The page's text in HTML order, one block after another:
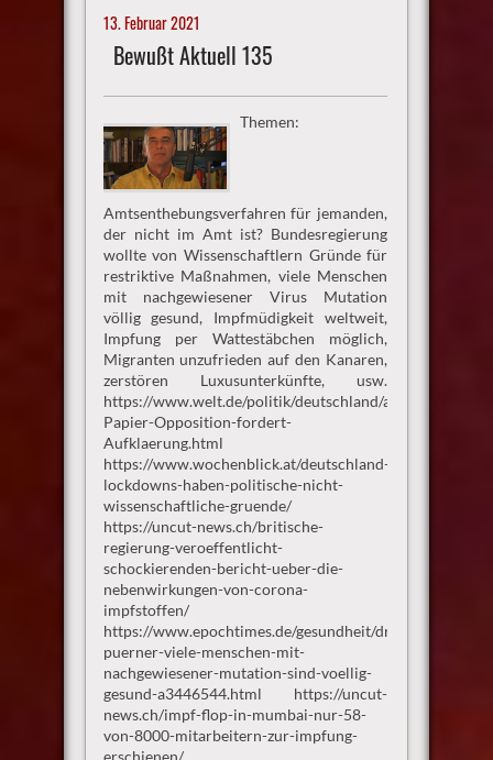
13. Februar 2021
Bewußt Aktuell 135
Themen:
Amtsenthebungsverfahren für jemanden,
der nicht im Amt ist? Bundesregierung
wollte von Wissenschaftlern Gründe für
restriktive Maßnahmen, viele Menschen
mit nachgewiesener Virus Mutation
völlig gesund, Impfmüdigkeit weltweit,
Impfung per Wattestäbchen möglich,
Migranten unzufrieden auf den Kanaren,
zerstören Luxusunterkünfte, usw.
https://www.welt.de/politik/deutschland/
Papier-Opposition-fordert-
Aufklaerung.html
https://www.wochenblick.at/deutschland-
lockdowns-haben-politische-nicht-
wissenschaftliche-gruende/
https://uncut-news.ch/britische-
regierung-veroeffentlicht-
schockierenden-bericht-ueber-die-
nebenwirkungen-von-corona-
impfstoffen/
https://www.epochtimes.de/gesundheit/dr-
puerner-viele-menschen-mit-
nachgewiesener-mutation-sind-voellig-
gesund-a3446544.html https://uncut-
news.ch/impf-flop-in-mumbai-nur-58-
von-8000-mitarbeitern-zur-impfung-